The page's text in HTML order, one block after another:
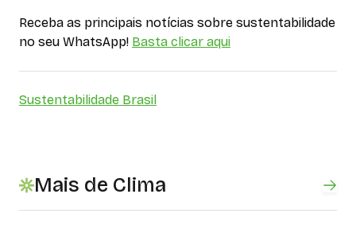
Receba as principais notícias sobre sustentabilidade
no seu WhatsApp! Basta clicar aqui
Sustentabilidade Brasil
Mais de Clima